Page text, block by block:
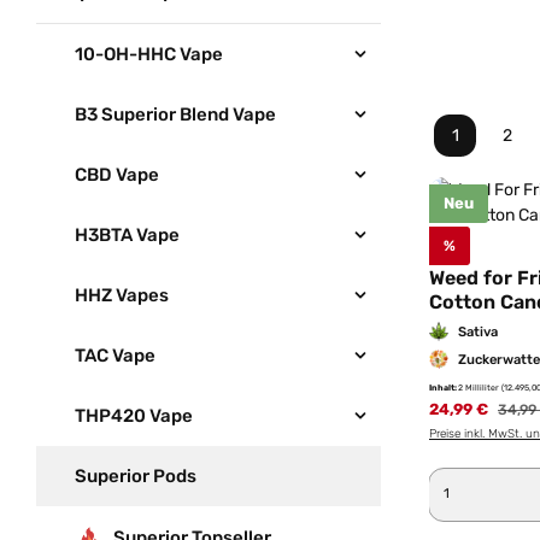
10-OH-HHC Vape
B3 Superior Blend Vape
CBD Vape
H3BTA Vape
HHZ Vapes
TAC Vape
THP420 Vape
Superior Pods
Seite
1
Seite
2
Neu
%
Weed for
Cotton
Sativa
Zuckerwatte
Inhalt:2 Milliliter
24,99 €
Preise inkl. MwSt.
Produkt